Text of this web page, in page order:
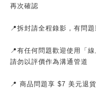
再次確認
📍拆封請全程錄影，有問
📍有任何問題歡迎使用「
請勿以評價作為溝通管道
📍 商品問題享 $7 美元退